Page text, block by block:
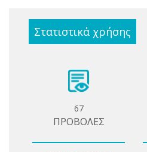
Στατιστικά χρήσης
67
ΠΡΟΒΟΛΕΣ